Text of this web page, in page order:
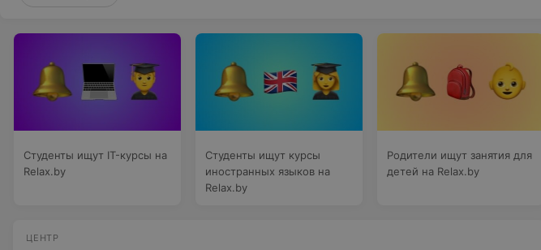
Студенты ищут IT-курсы на
Relax.by
Студенты ищут курсы
иностранных языков на
Relax.by
Родители ищут занятия для
детей на Relax.by
ЦЕНТР